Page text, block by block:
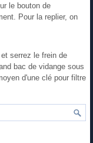
le bouton de
Pour la replier, on
serrez le frein de
bac de vidange sous
d'une clé pour filtre